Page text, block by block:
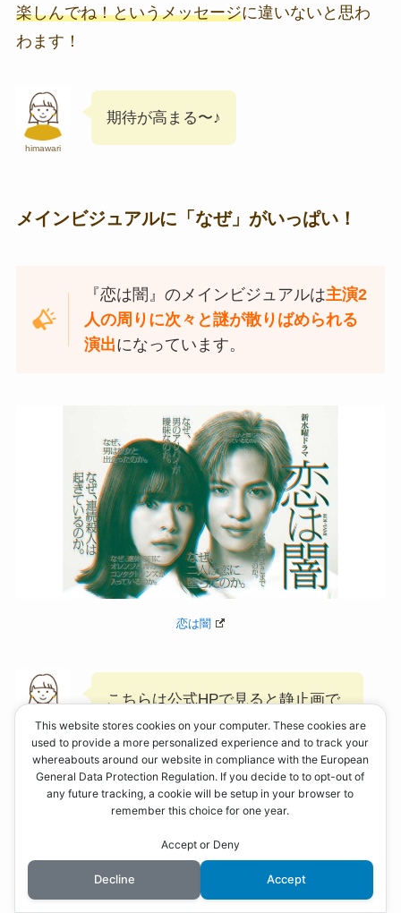
楽しんでね！というメッセージに違いないと思わ
わます！
himawari
期待が高まる〜♪
メインビジュアルに「なぜ」がいっぱい！
『恋は闇』のメインビジュアルは主演2
人の周りに次々と謎が散りばめられる
演出になっています。
恋は闇
himawari
こちらは公式HPで見ると静止画で
はなく動画になっています！
メインビジュアルに出ている謎は全部で7つ。
なぜ、連続殺人
は起きているのか。
This website stores cookies on your computer. These cookies are
used to provide a more personalized experience and to track your
whereabouts around our website in compliance with the European
General Data Protection Regulation. If you decide to to opt-out of
any future tracking, a cookie will be setup in your browser to
remember this choice for one year.
Accept or Deny
Decline Accept